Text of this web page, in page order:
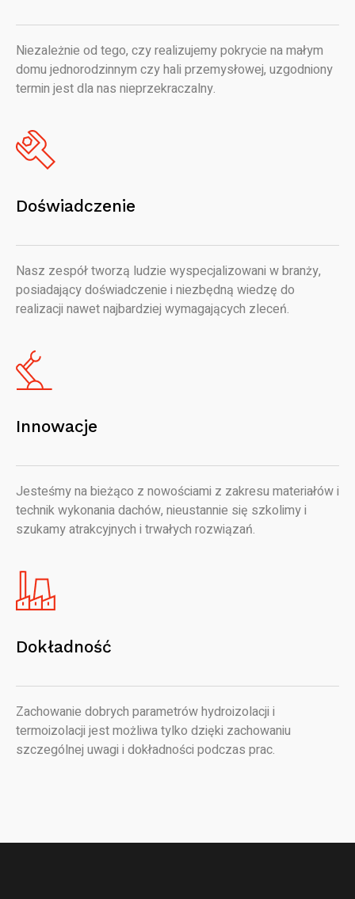
Niezależnie od tego, czy realizujemy pokrycie na małym
domu jednorodzinnym czy hali przemysłowej, uzgodniony
termin jest dla nas nieprzekraczalny.
Doświadczenie
Nasz zespół tworzą ludzie wyspecjalizowani w branży,
posiadający doświadczenie i niezbędną wiedzę do
realizacji nawet najbardziej wymagających zleceń.
Innowacje
Jesteśmy na bieżąco z nowościami z zakresu materiałów i
technik wykonania dachów, nieustannie się szkolimy i
szukamy atrakcyjnych i trwałych rozwiązań.
Dokładność
Zachowanie dobrych parametrów hydroizolacji i
termoizolacji jest możliwa tylko dzięki zachowaniu
szczególnej uwagi i dokładności podczas prac.